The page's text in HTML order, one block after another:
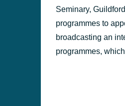
Seminary,
programmes to
broadcasting an
programmes,